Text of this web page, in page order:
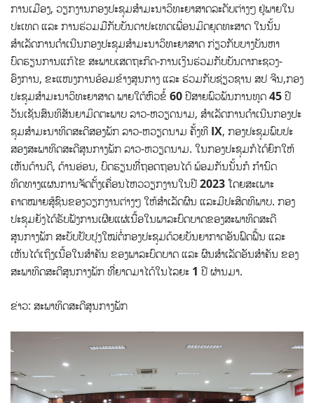
ການເມືອງ, ວຽກງານກອງປະຊຸມສຳມະນາວິທະຍາສາດລະດັບຕ່າງໆ ຢູ່ພາຍໃນ
ປະເທດ ແລະ ການຮ່ວມມືກັບບັນດາປະເທດເພື່ອນມິດຍຸດທະສາດ ໃນນັ້ນ
ສຳເລັດການດຳເນີນກອງປະຊຸມສຳມະນາວິທະຍາສາດ ກ່ຽວກັບບາງບັນຫາ
ບົດຮຽນການແກ້ໄຂ ສະພາບເສດຖະກິດ-ການເງິນຮ່ວມກັບບັນດາກະຊວງ-
ອົງການ, ຂະແໜງການອ້ອມຂ້າງສູນກາງ ແລະ ຮ່ວມກັບຊ່ຽວຊານ ສປ ຈີນ,ກອງ
ປະຊຸມສຳມະນາວິທະຍາສາດ ພາຍໃຕ້ຫົວຂໍ້ 60ປີສາຍພົວພັນການທູດ45ປີ
ວັນເຊັນສົນທິສັນຍາມິດຕະພາບ ລາວ-ຫວຽດນາມ, ສຳເລັດການດຳເນີນກອງປະ
ຊຸມສຳມະນາທິດສະດີສອງພັກ ລາວ-ຫວຽດນາມ ຄັ້ງທີ IX, ກອງປະຊຸມພົບປະ
ສອງສະພາທິດສະດີສູນກາງພັກ ລາວ-ຫວຽດນາມ. ໃນກອງປະຊຸມກໍໄດ້ຍົກໃຫ້
ເຫັນດ້ານດີ, ດ້ານອ່ອນ, ບົດຮຽນທີີ່ຖອດຖອນໄດ້ ພ້ອມກັນນັ້ນກໍ ກຳນົດ
ທິດທາງແຜນການຈັດຕັ້ງເຄື່ອນໄຫວວຽກງານໃນປີ2023ໂດຍສະເພາະ
ຄາດໝາຍສູ້ຊົນຂອງວຽກງານຕ່າງໆ ໃຫ້ສຳເລັດຜົນ ແລະມີປະສິດທິພາບ. ກອງ
ປະຊຸມຍັງໄດ້ຮັບຟັງການເຜີຍແຜ່ເນື້ອໃນພາລະບົດບາດຂອງສະພາທິດສະດີ
ສູນກາງພັກ ສະບັບປັບປຸງໃໝ່ຕໍ່ກອງປະຊຸມດ້ວຍບັນຍາກາດອັນຟົດຟື້ນ ແລະ
ເຫັນໄດ້ເຖິງເນື້ອໃນສຳຄັນ ຂອງພາລະບົດບາດ ແລະ ຜົນສຳເລັດອັນສຳຄັນ ຂອງ
ສະພາທິດສະດີສູນກາງພັກ ທີີ່ຍາດມາໄດ້ໃນໄລຍະ 1 ປີ ຜ່ານມາ.
ຂ່າວ: ສະພາທິດສະດີສູນກາງພັກ